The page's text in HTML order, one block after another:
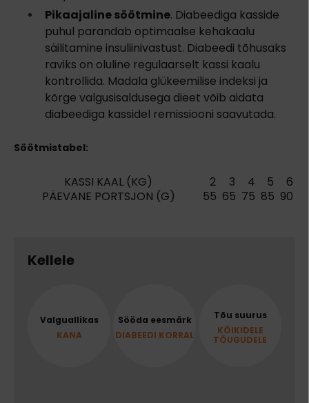
Pikaajaline söötmine. Diabeediga kasside
puhul parandab optimaalse kehakaalu
säilitamine insuliinivastust. Diabeedi tõhusaks
raviks on oluline regulaarselt kassi kaalu
kontrollida. Madala glükeemilise indeksi ja
kõrge valgusisaldusega dieet võib aidata
diabeediga kassidel remissiooni saavutada.
Söötmistabel:
KASSI KAAL (KG) 2 3 4 5 6
PÄEVANE PORTSJON (G)
55 65 75 85 90
Kellele
Valguallikas
KANA
Sööda eesmärk
DIABEEDI KORRAL
Tõu suurus
KÕIKIDELE
TÕUGUDELE